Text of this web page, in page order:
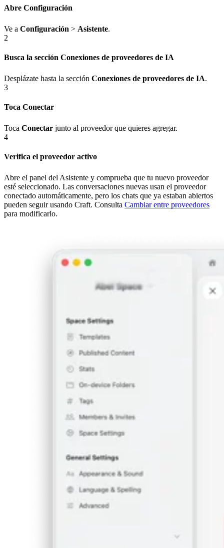
Abre Configuración
Ve a Configuración > Asistente.
2
Busca la sección Conexiones de proveedores de IA
Desplázate hasta la sección Conexiones de proveedores de IA.
3
Toca Conectar
Toca Conectar junto al proveedor que quieres agregar.
4
Verifica el proveedor activo
Abre el panel del Asistente y comprueba que tu nuevo proveedor
esté seleccionado. Las conversaciones nuevas usan el proveedor
conectado automáticamente, pero los chats que ya estaban abiertos
pueden seguir usando Craft. Consulta Cambiar entre proveedores
para modificarlo.